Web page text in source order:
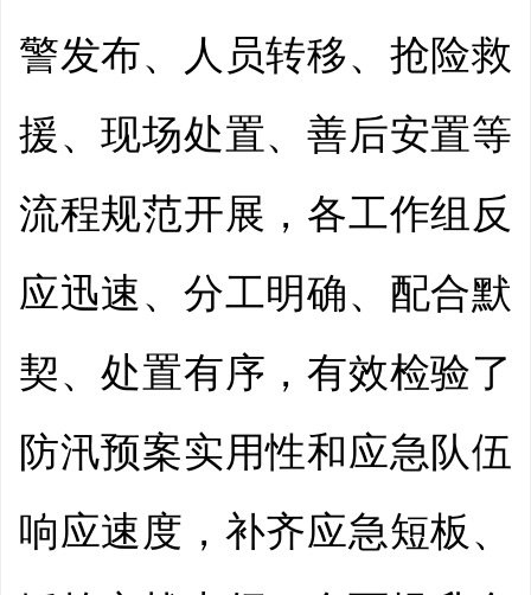
警发布、人员转移、抢险救
援、现场处置、善后安置等
流程规范开展，各工作组反
应迅速、分工明确、配合默
契、处置有序，有效检验了
防汛预案实用性和应急队伍
响应速度，补齐应急短板、